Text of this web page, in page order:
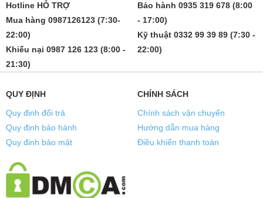
Hotline HỖ TRỢ
Mua hàng 0987126123 (7:30-
22:00)
Khiếu nại 0987 126 123 (8:00 -
21:30)
Bảo hành 0935 319 678 (8:00
- 17:00)
Kỹ thuật 0332 99 39 89 (7:30 -
22:00)
QUY ĐỊNH
Quy định đổi trả
Quy định bảo hành
Quy định bảo mật
CHÍNH SÁCH
Chính sách vận chuyển
Hướng dẫn mua hàng
Điều khiển thanh toán